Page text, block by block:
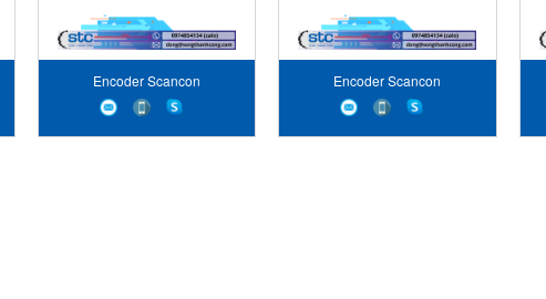
Encoder Scancon Encoder Scancon